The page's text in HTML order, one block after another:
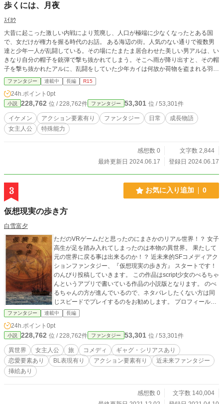
歩くには、月夜
ｽｲﾖｳ
大昔に起こった激しい内戦により荒廃し、人口が極端に少なくなったとある国
で、女だけが権力を握る時代のお話。 ある海辺の街。人気のない通りで複数男
達と少年一人が乱闘している。その場にたまたま居合わせた美しい男アルは、い
きなり自分の帽子を銃弾で撃ち抜かれてしまう。そこへ雨が降り出すと、その帽
子を撃ち抜かれたアルに、乱闘をしていた少年カイは何故か荷物を盗まれる羽目
に。 少年カイが、帽子の男アルを追いかけた先で、帽子を撃ち抜かれたアルに
帽子の弁償代を請求され、カイは金の持ち合わせが無く、用事を済ませたら返済
出来ると言うが信用しない。話の流れでカイは、アルの仕事場へと行く事になる
のだった、、、 〜護衛警備を生業に転々と放浪し少年に偽装している女が出張
バーテンダーの男に出会った事で始まる成長物語〜
ファンタジー 連載中 長編 R15
24h.ポイント 0pt
小説 228,762 位 / 228,762件 ファンタジー 53,301 位 / 53,301件
イケメン アクション要素有り ファンタジー 日常
成長物語
女主人公
特殊能力
感想数 0
文字数 2,844
最終更新日 2024.06.17
登録日 2024.06.17
3 お気に入り追加 0
仮想現実の歩き方
白雪富夕
ただのVRゲームだと思ったのにまさかのリアル世界！？ 女子
高生が足を踏み入れてしまったのは本物の異世界。 果たして
元の世界に戻る事は出来るのか！？ 近未来的SFコメディアク
ションファンタジー、『仮想現実の歩き方』 スタートです！
のんびり投稿していきます。 この作品はscript少女のべるちゃ
んというアプリで書いている作品の小説版となります。 のべ
るちゃんの方が進んでいるので、ネタバレしたくない方は同
じスピードでプレイするのをお勧めします。 プロフィール欄
のWebサイトからぜひご覧ください。 また、挿絵はのべるち
ゃんの物を使用しています。
ファンタジー 連載中 長編
24h.ポイント 0pt
小説 228,762 位 / 228,762件 ファンタジー 53,301 位 / 53,301件
異世界 女主人公 旅 コメディ
ギャグ・シリアスあり
恋愛要素あり
BL表現有り アクション要素有り
近未来ファンタジー
挿絵あり
感想数 0
文字数 140,004